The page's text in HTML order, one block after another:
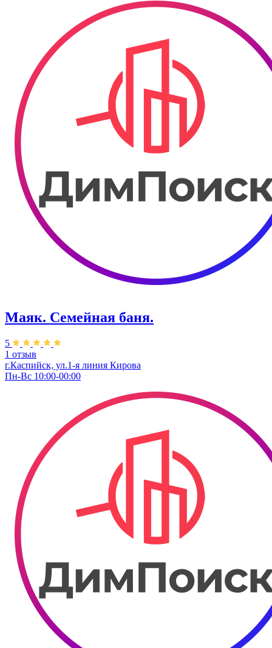
Маяк. Семейная баня.
5
1 отзыв
г.Каспийск, ​ул.1-я линия Кирова
Пн-Вс 10:00-00:00